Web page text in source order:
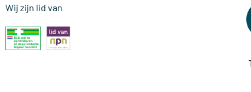
Wij zijn lid van